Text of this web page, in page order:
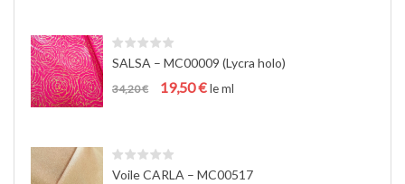
SALSA – MC00009 (Lycra holo)
34,20€
Le
34,20 €.
19,50€Le
le ml
Voile CARLA – MC00517